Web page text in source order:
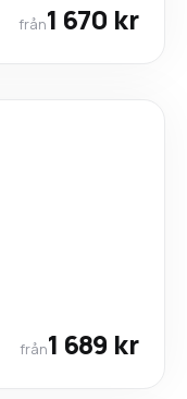
från1 670 kr
från1 689 kr